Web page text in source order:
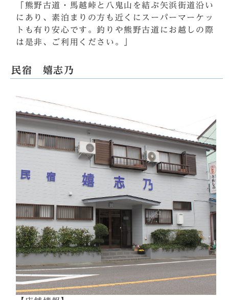
「熊野古道・馬越峠と八鬼山を結ぶ矢浜街道沿い
にあり、素泊まりの方も近くにスーパーマーケッ
トも有り安心です。釣りや熊野古道にお越しの際
は是非、ご利用ください。」
民宿 嬉志乃